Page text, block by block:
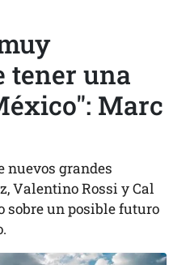
tener una
Marc
nuevos grandes
Valentino Rossi y Cal
sobre un posible futuro